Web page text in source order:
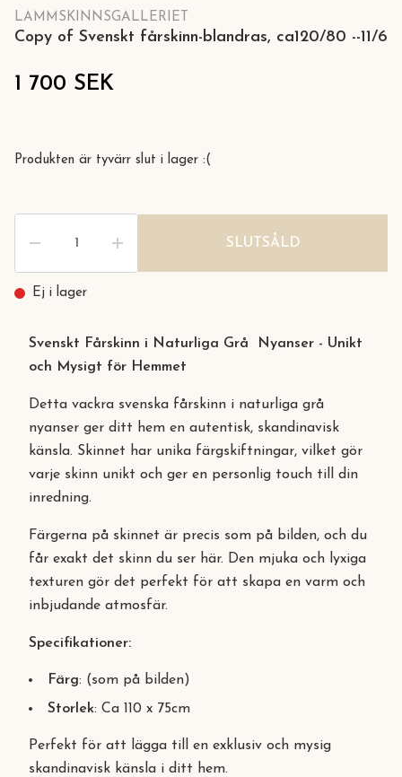
LAMMSKINNSGALLERIET
Copy of Svenskt fårskinn-blandras, ca120/80 --11/6
1 700 SEK
Produkten är tyvärr slut i lager :(
SLUTSÅLD
Ej i lager
Svenskt Fårskinn i Naturliga Grå Nyanser - Unikt
och Mysigt för Hemmet
Detta vackra svenska fårskinn i naturliga grå
nyanser ger ditt hem en autentisk, skandinavisk
känsla. Skinnet har unika färgskiftningar, vilket gör
varje skinn unikt och ger en personlig touch till din
inredning.
Färgerna på skinnet är precis som på bilden, och du
får exakt det skinn du ser här. Den mjuka och lyxiga
texturen gör det perfekt för att skapa en varm och
inbjudande atmosfär.
Specifikationer:
Färg: (som på bilden)
Storlek: Ca 110 x 75cm
Perfekt för att lägga till en exklusiv och mysig
skandinavisk känsla i ditt hem.